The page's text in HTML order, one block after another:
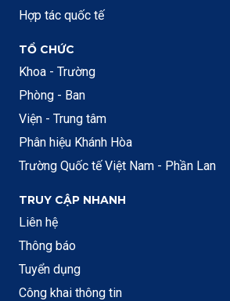
Hợp tác quốc tế
TỔ CHỨC
Khoa - Trường
Phòng - Ban
Viện - Trung tâm
Phân hiệu Khánh Hòa
Trường Quốc tế Việt Nam - Phần Lan
TRUY CẬP NHANH
Liên hệ
Thông báo
Tuyển dụng
Công khai thông tin